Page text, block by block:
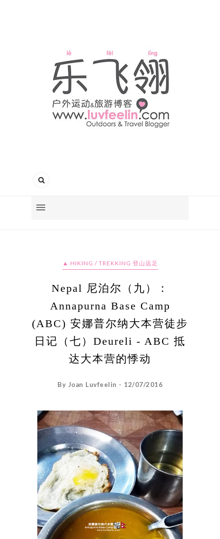
▲ HIKING / TREKKING 登山远足
Nepal 尼泊尔（九）：
Annapurna Base Camp
(ABC) 安娜普尔纳大本营徒步
日记（七）Deureli - ABC 抵
达大本营的悸动
By Joan Luvfeelin - 12/07/2016